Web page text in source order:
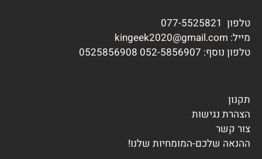
טלפון:
077-5525821
מייל: kingeek2020@gmail.com
טלפון נוסף:
052-5856907 0525856908
תקנון
הצהרת נגישות
צור קשר
ההנאה שלכם-המומחיות שלנו!